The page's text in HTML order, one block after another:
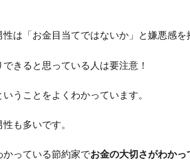
は「お金目当てではないか」と嫌悪感を
きると思っている人は要注意！
うことをよくわかっています。
も多いです。
っている節約家でお金の大切さがわかっ